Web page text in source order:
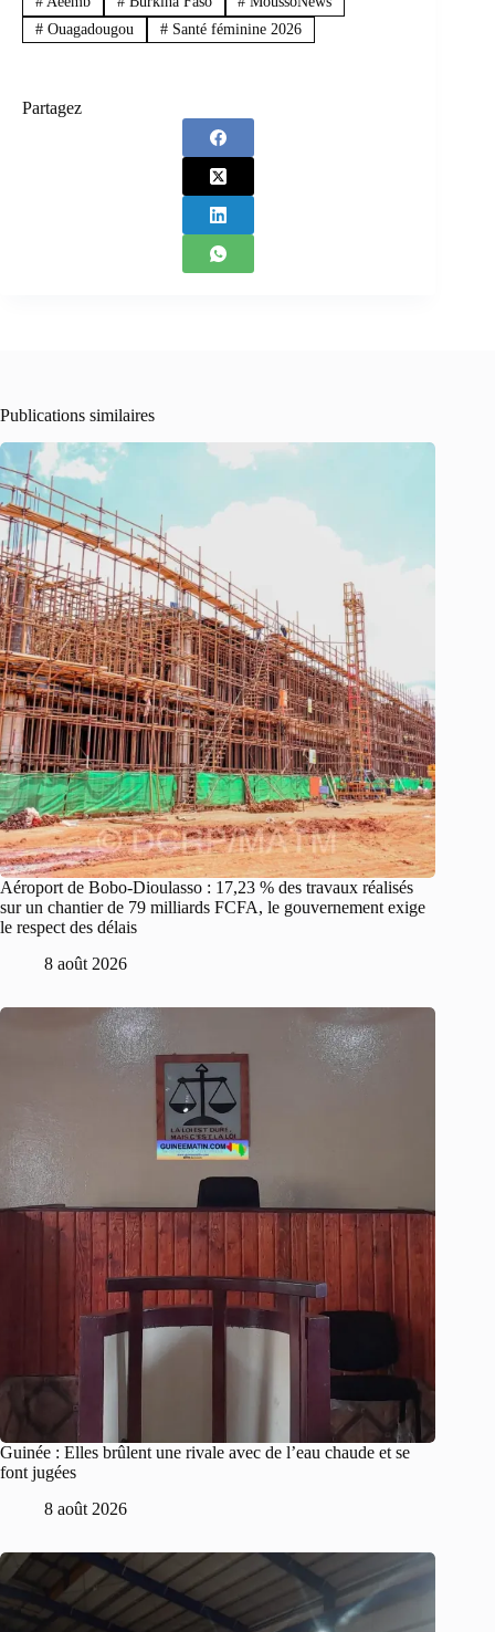
#Ouagadougou #Santé féminine 2026
Partagez
Publications similaires
Aéroport de Bobo-Dioulasso : 17,23 % des travaux réalisés
sur un chantier de 79 milliards FCFA, le gouvernement exige
le respect des délais
8 août 2026
Guinée : Elles brûlent une rivale avec de l’eau chaude et se
font jugées
8 août 2026